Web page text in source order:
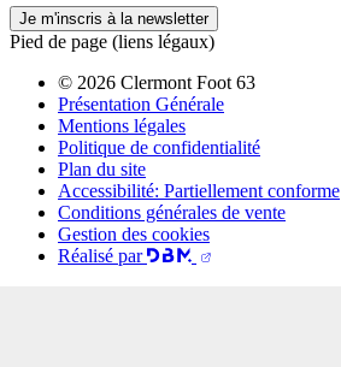
Je m'inscris à la newsletter
Pied de page (liens légaux)
© 2026 Clermont Foot 63
Présentation Générale
Mentions légales
Politique de confidentialité
Plan du site
Accessibilité: Partiellement conforme
Conditions générales de vente
Gestion des cookies
Réalisé par